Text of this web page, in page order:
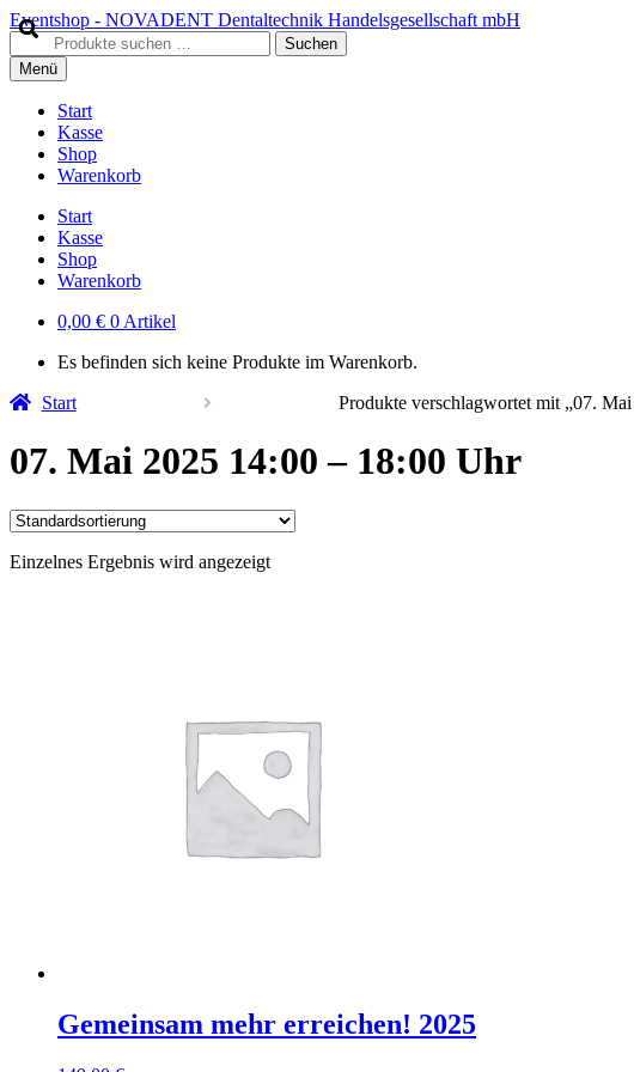
Zur
Navigation
springen
Zum
Inhalt
springen
Eventshop - NOVADENT Dentaltechnik Handelsgesellschaft mbH
Suche
nach:
Suchen
Menü
Start
Kasse
Shop
Warenkorb
Start
Kasse
Shop
Warenkorb
0,00 € 0 Artikel
Es befinden sich keine Produkte im Warenkorb.
Start
Produkte verschlagwortet mit „07.
07. Mai 2025 14:00 – 18:00 Uhr
Einzelnes Ergebnis wird angezeigt
Gemeinsam mehr erreichen! 2025